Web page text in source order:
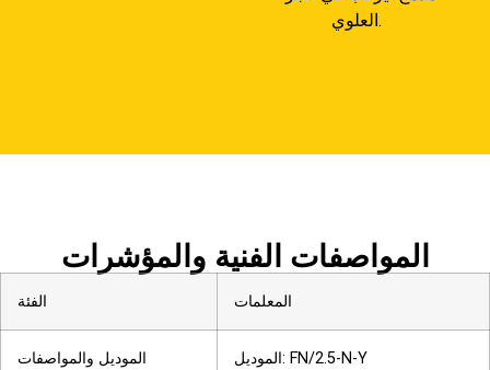
العلوي.
المواصفات الفنية والمؤشرات
الفئة المعلمات
الموديل والمواصفات الموديل: FN/2.5-N-Y